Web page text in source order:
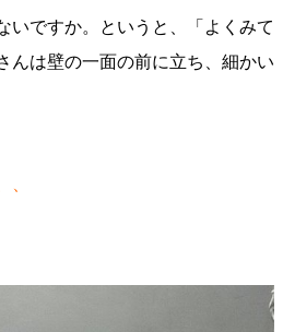
いですか。というと、「よくみて
んは壁の一面の前に立ち、細かい
、